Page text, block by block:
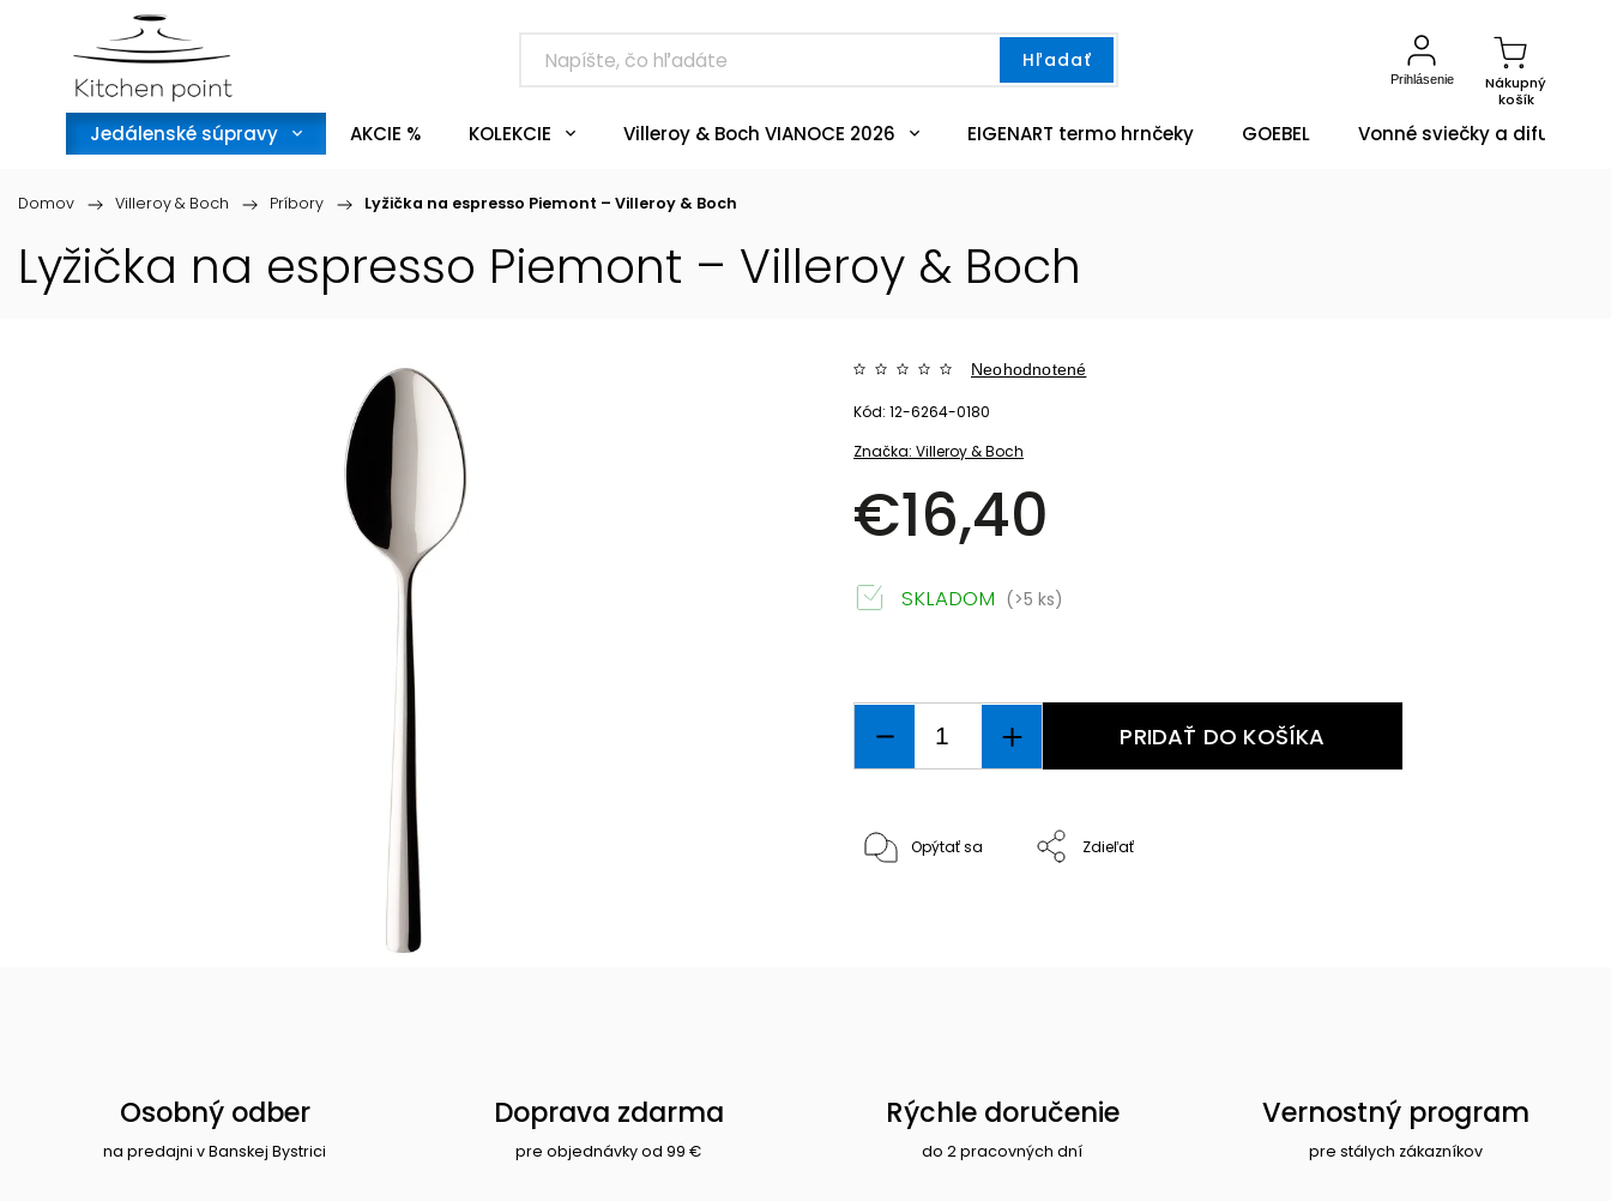
Hľadať
Nákupný
košík
Prihlásenie
Jedálenské súpravy AKCIE % KOLEKCIE Villeroy & Boch VIANOCE 2026 EIGENART termo hrnčeky GOEBEL Vonné sviečky a difuzéry
Domov / Villeroy & Boch / Príbory / Lyžička na espresso Piemont – Villeroy & Boch
Lyžička na espresso Piemont – Villeroy & Boch
Značka:Villeroy & Boch
Neohodnotené
€16,40
Kód: 12-6264-0180
SKLADOM (>5 ks)
PRIDAŤ DO KOŠÍKA
Opýtať sa Zdieľať
Osobný odber
na predajni v Banskej Bystrici
Doprava zdarma
pre objednávky od 99 €
Rýchle doručenie
do 2 pracovných dní
Vernostný program
pre stálych zákazníkov